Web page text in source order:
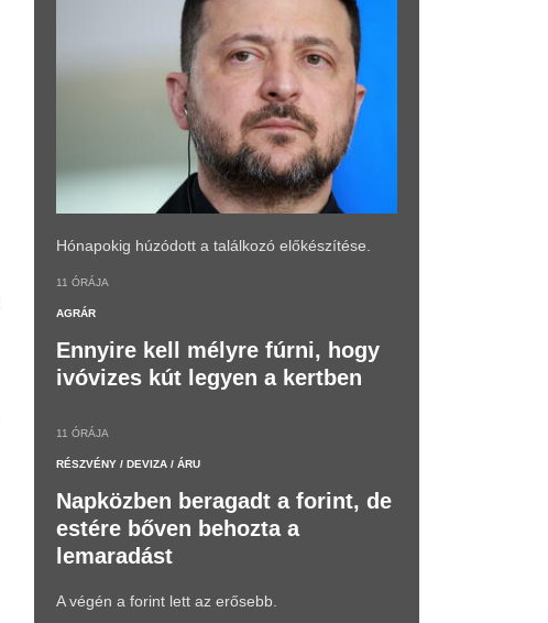
Hónapokig húzódott a találkozó előkészítése.
11 ÓRÁJA
AGRÁR
Ennyire kell mélyre fúrni, hogy
ivóvizes kút legyen a kertben
11 ÓRÁJA
RÉSZVÉNY / DEVIZA / ÁRU
Napközben beragadt a forint, de
estére bőven behozta a
lemaradást
A végén a forint lett az erősebb.